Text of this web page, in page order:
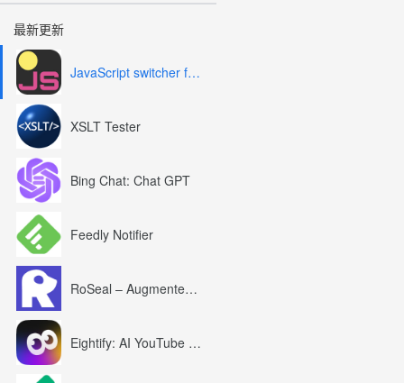
最新更新
JavaScript switcher for SEO and development
XSLT Tester
Bing Chat: Chat GPT
Feedly Notifier
RoSeal – Augmented Roblox Experience
Eightify: AI YouTube Summary with ChatGPT